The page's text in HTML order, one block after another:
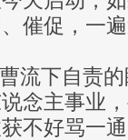
催促，一
流下自责
念主事业
不好骂一